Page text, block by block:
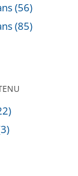
(56)
(85)